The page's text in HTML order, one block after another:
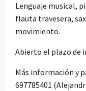
Lenguaje musical,
flauta travesera,
movimiento.
Abierto el plazo de
Más información y
697785401